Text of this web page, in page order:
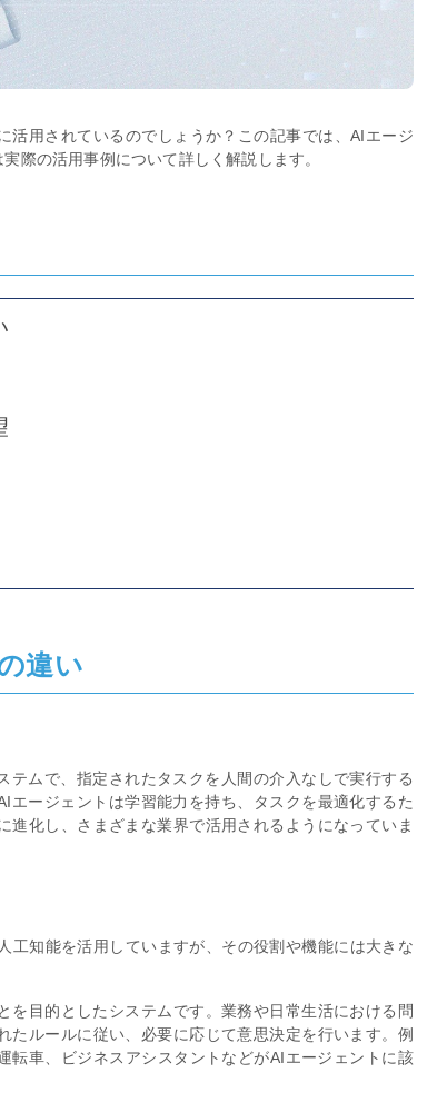
活用されているのでしょうか？この記事では、AIエージ
際の活用事例について詳しく解説します。
違い
ムで、指定されたタスクを人間の介入なしで実行する
ージェントは学習能力を持ち、タスクを最適化するた
化し、さまざまな業界で活用されるようになっていま
知能を活用していますが、その役割や機能には大きな
を目的としたシステムです。業務や日常生活における問
ルールに従い、必要に応じて意思決定を行います。例
転車、ビジネスアシスタントなどがAIエージェントに該